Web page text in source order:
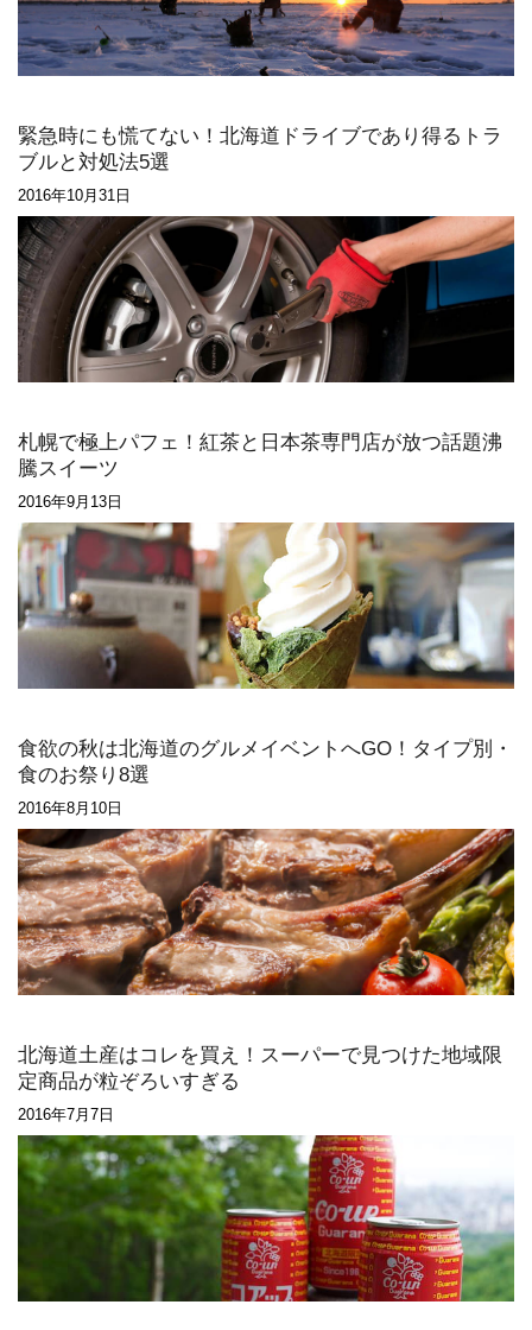
緊急時にも慌てない！北海道ドライブであり得るトラ
ブルと対処法5選
2016年10月31日
札幌で極上パフェ！紅茶と日本茶専門店が放つ話題沸
騰スイーツ
2016年9月13日
食欲の秋は北海道のグルメイベントへGO！タイプ別・
食のお祭り8選
2016年8月10日
北海道土産はコレを買え！スーパーで見つけた地域限
定商品が粒ぞろいすぎる
2016年7月7日